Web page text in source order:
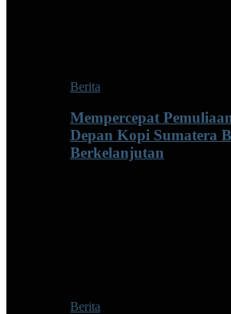
Berita
Mempercepat
Depan Kopi Sumatera
Berkelanjutan
Berita